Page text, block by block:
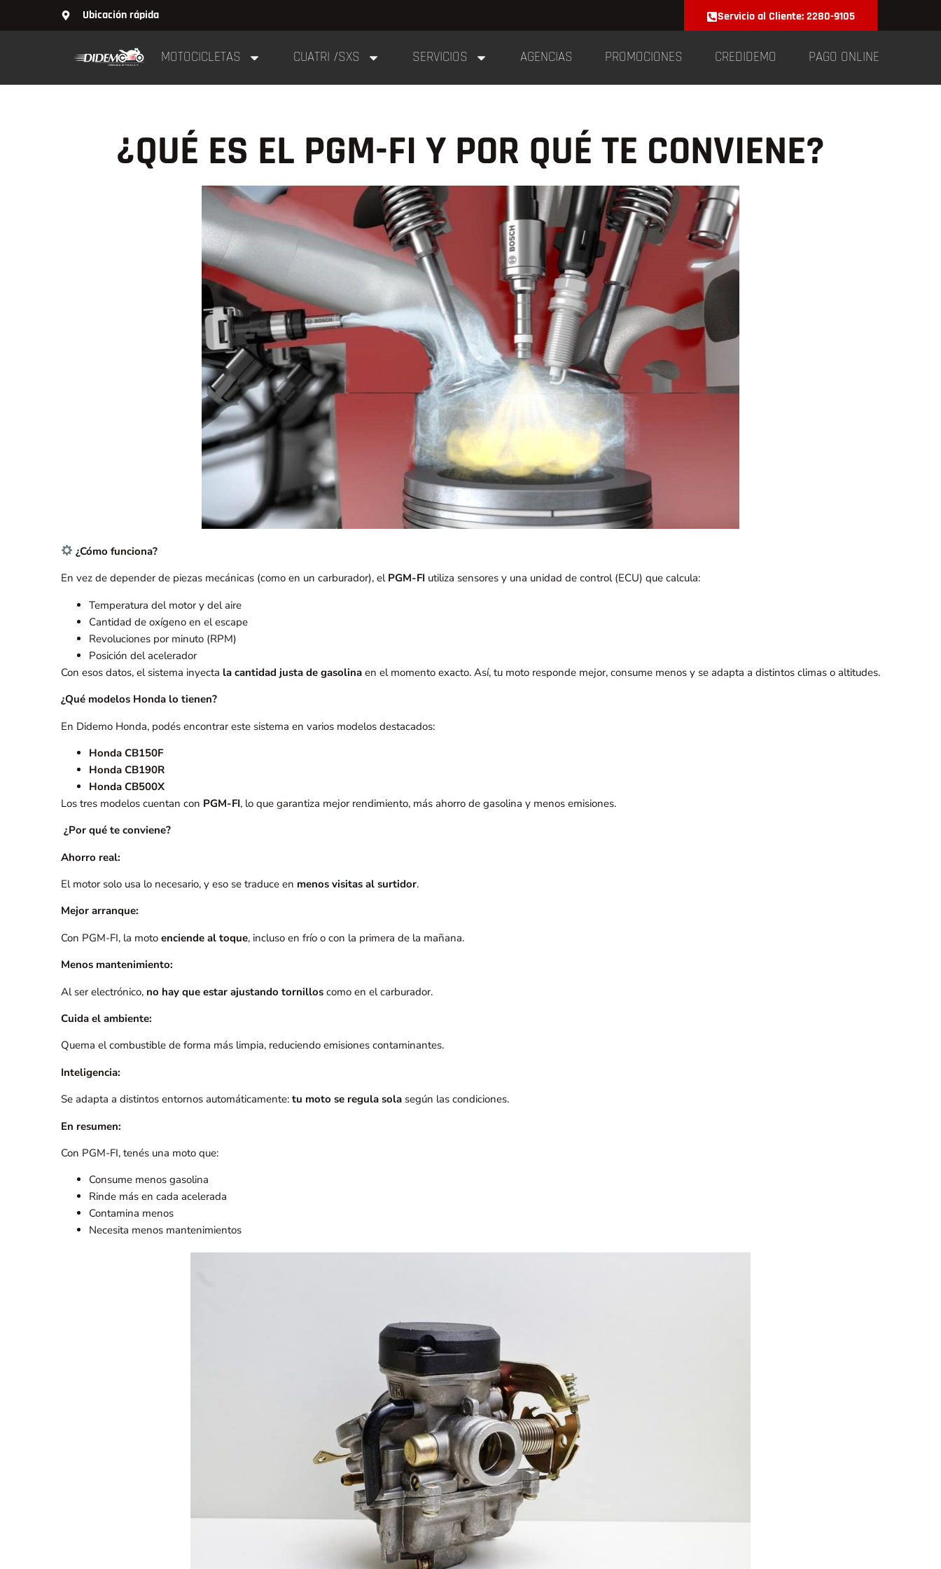
Ubicación rápida Servicio al Cliente: 2280-9105
MOTOCICLETAS CUATRI /SXS SERVICIOS AGENCIAS PROMOCIONES CREDIDEMO PAGO ONLINE
¿QUÉ ES EL PGM-FI Y POR QUÉ TE CONVIENE?
¿Cómo funciona?
En vez de depender de piezas mecánicas (como en un carburador), el PGM-FI utiliza sensores y una unidad de control (ECU) que calcula:
Temperatura del motor y del aire
Cantidad de oxígeno en el escape
Revoluciones por minuto (RPM)
Posición del acelerador
Con esos datos, el sistema inyecta la cantidad justa de gasolina en el momento exacto. Así, tu moto responde mejor, consume menos y se adapta a distintos climas o altitudes.
¿Qué modelos Honda lo tienen?
En Didemo Honda, podés encontrar este sistema en varios modelos destacados:
Honda CB150F
Honda CB190R
Honda CB500X
Los tres modelos cuentan con PGM-FI, lo que garantiza mejor rendimiento, más ahorro de gasolina y menos emisiones.
¿Por qué te conviene?
Ahorro real:
El motor solo usa lo necesario, y eso se traduce en menos visitas al surtidor.
Mejor arranque:
Con PGM-FI, la moto enciende al toque, incluso en frío o con la primera de la mañana.
Menos mantenimiento:
Al ser electrónico, no hay que estar ajustando tornillos como en el carburador.
Cuida el ambiente:
Quema el combustible de forma más limpia, reduciendo emisiones contaminantes.
Inteligencia:
Se adapta a distintos entornos automáticamente: tu moto se regula sola según las condiciones.
En resumen:
Con PGM-FI, tenés una moto que:
Consume menos gasolina
Rinde más en cada acelerada
Contamina menos
Necesita menos mantenimientos